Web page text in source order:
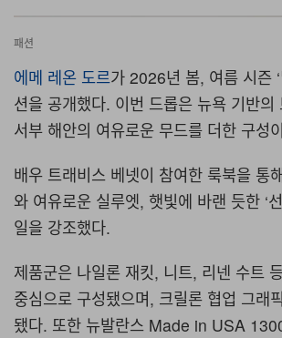
패션
에메 레온 도르가 2026년 봄, 여름 시즌
션을 공개했다. 이번 드롭은 뉴욕 기반의
서부 해안의 여유로운 무드를 더한 구성
배우 트래비스 베넷이 참여한 룩북을 통
와 여유로운 실루엣, 햇빛에 바랜 듯한 ‘
일을 강조했다.
제품군은 나일론 재킷, 니트, 리넨 수트
중심으로 구성됐으며, 크릴론 협업 그래
됐다. 또한 뉴발란스 Made in USA